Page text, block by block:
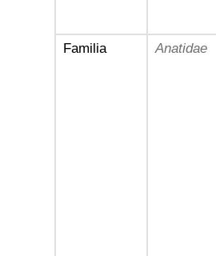
Familia Anatidae